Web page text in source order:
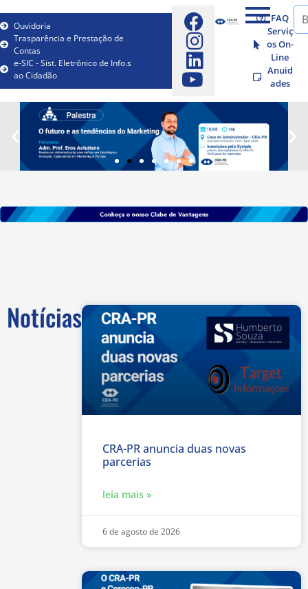
Ouvidoria
Trasparência e Prestação de
Contas
e-SIC - Sist. Eletrônico de Info.s
ao Cidadão
FAQ
Serviç
os On-
Line
Anuid
ades
Notícias
CRA-PR anuncia duas novas
parcerias
leia mais »
6 de agosto de 2026